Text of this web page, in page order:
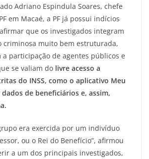
Adriano Espindula Soares, chefe
em Macaé, a PF já possui indícios
que os investigados integram
criminosa muito bem estruturada,
a participação de agentes públicos e
se valiam do livre acesso a
do INSS, como o aplicativo Meu
de beneficiários e, assim,
era exercida por um indivíduo
ou o Rei do Benefício”, afirmou
a um dos principais investigados,